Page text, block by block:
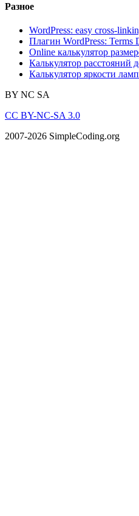
Разное
WordPress: easy cross-
Плагин WordPress: Terms
Online калькулятор
Калькулятор расстояний
Калькулятор яркости
BY NC SA
CC BY-NC-SA 3.0
2007-2026 SimpleCoding.org